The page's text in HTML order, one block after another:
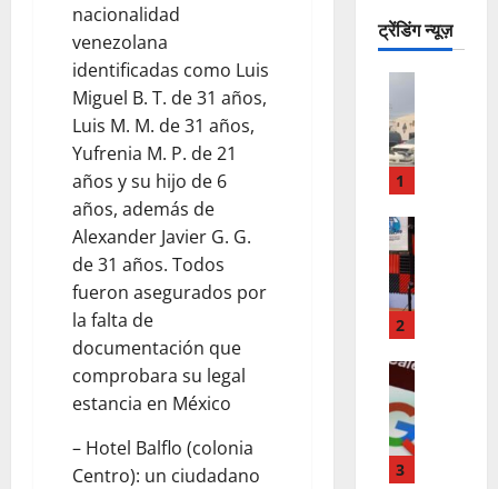
nacionalidad
venezolana
identificadas como Luis
Miguel B. T. de 31 años,
Luis M. M. de 31 años,
Yufrenia M. P. de 21
años y su hijo de 6
años, además de
Alexander Javier G. G.
de 31 años. Todos
fueron asegurados por
la falta de
documentación que
comprobara su legal
estancia en México
– Hotel Balflo (colonia
Centro): un ciudadano
ट्रेंडिंग न्यूज़
1
2
3